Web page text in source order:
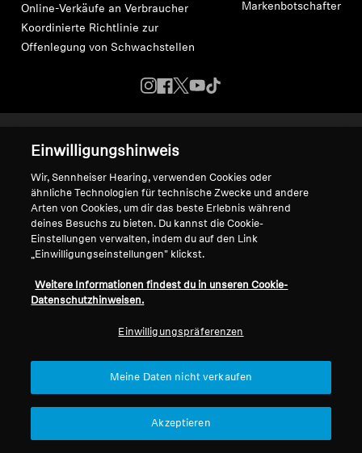
Bluetooth Dongles
Empfohlene Kopfhörer
Hearing
Hearing
Online-Verkäufe an Verbraucher
Koordinierte Richtlinie zur
Offenlegung von Schwachstellen
Markenbotschafter
Erklärung zur digitalen Barrierefreiheit
© 2026 Sonova Consumer Hearing GmbH
Wir akzeptieren:
Einwilligungshinweis
Wir, Sennheiser Hearing, verwenden Cookies oder
ähnliche Technologien für technische Zwecke und andere
Arten von Cookies, um dir das beste Erlebnis während
deines Besuchs zu bieten. Du kannst die Cookie-
Einstellungen verwalten, indem du auf den Link
„Einwilligungseinstellungen" klickst.
Weitere Informationen findest du in unseren Cookie-
Datenschutzhinweisen.
Einwilligungspräferenzen
Meine Daten nicht verkaufen
Akzeptieren